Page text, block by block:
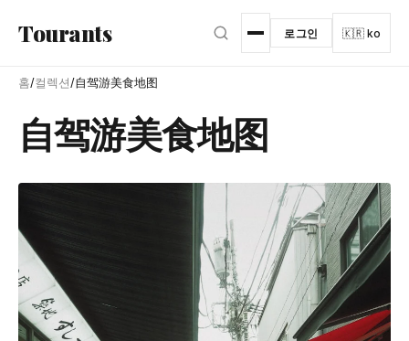
Tourants 로그인 🇰🇷 ko
홈/컬렉션/自驾游美食地图
自驾游美食地图